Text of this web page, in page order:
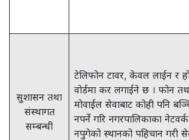
सुशासन तथा
संस्थागत
सम्बन्धी
टेलिफोन टावर, केवल लाईन र
वोर्डमा कर लगाईने छ । फोन
मोवाईल सेवाबाट कोही पनि
नपर्ने गरि नगरपालिकाका नेटवर्क
नपुगेको स्थानको पहिचान गरी